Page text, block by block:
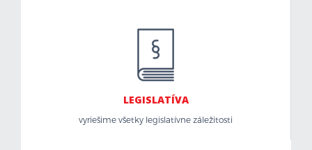
LEGISLATÍVA
vyriešime všetky legislatívne záležitosti